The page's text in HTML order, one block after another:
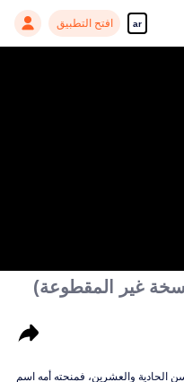
ar افتح التطبيق
الحادية والعشرين، فمنحته أمه اسم